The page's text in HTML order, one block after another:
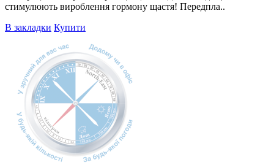
стимулюють вироблення гормону щастя! Передпла..
В закладки Купити